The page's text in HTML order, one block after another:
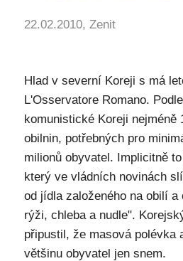
22.02.2010, Zenit
Hlad v severní Koreji s má
L'Osservatore Romano.
komunistické Koreji nejméně
obilnin, potřebných pro
milionů obyvatel. Implicitně
který ve vládních novinách
od jídla založeného na obilí
rýži, chleba a nudle".
připustil, že masová polévka
většinu obyvatel jen snem.